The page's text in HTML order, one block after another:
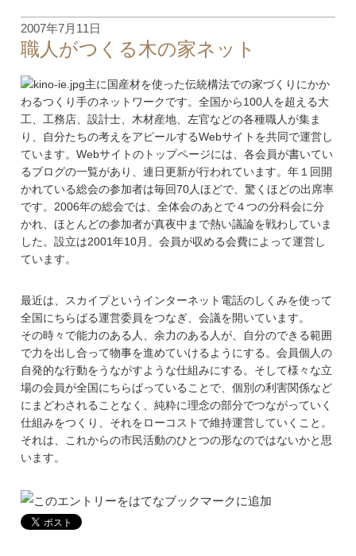
2007年7月11日
職人がつくる木の家ネット
主に国産材を使った伝統構法での家づくりにかか
わるつくり手のネットワークです。全国から100人を超える大
工、工務店、設計士、木材産地、左官などの各種職人が集ま
り、自分たちの考えをアピールするWebサイト を共同で運営し
ています。Webサイトのトップページには、各会員が書いてい
るブログの一覧があり、連日更新が行われています。年１回開
かれている総会の参加者は毎回70人ほどで、驚くほどの出席率
です。2006年の総会では、全体会のあとで４つの分科会に分
かれ、ほとんどの参加者が真夜中まで熱い議論を戦わしていま
した。設立は2001年10月。会員が収める会費によって運営し
ています。
最近は、 スカイプというインターネット電話のしくみを使って
全国にちらばる運営委員をつなぎ、会議を開いています。
その時々で能力のある人、余力のある人が、自分のできる範囲
で力を出し合って物事を進めていけるようにする。会員個人の
自発的な行動をうながすような仕組みにする。そして様々な立
場の会員が全国にちらばっていることで、個別の利害関係など
にまどわされることなく、純粋に理念の部分でつながっていく
仕組みをつくり、それをローコストで維持運営していくこと。
それは、これからの市民活動のひとつの形なのではないかと思
います。